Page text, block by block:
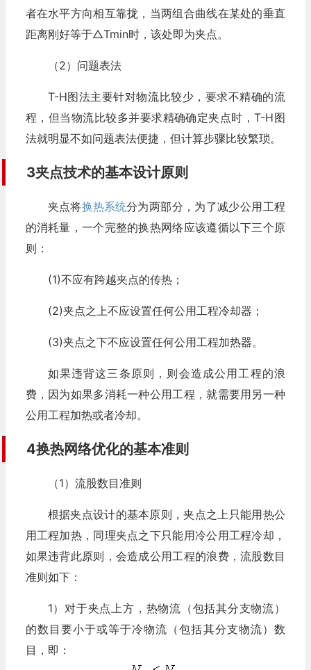
者在水平方向相互靠拢，当两组合曲线在某处的垂直
距离刚好等于△Tmin时，该处即为夹点。
（2）问题表法
T-H图法主要针对物流比较少，要求不精确的流
程，但当物流比较多并要求精确确定夹点时，T-H图
法就明显不如问题表法便捷，但计算步骤比较繁琐。
3夹点技术的基本设计原则
夹点将换热系统分为两部分，为了减少公用工程
的消耗量，一个完整的换热网络应该遵循以下三个原
则：
(1)不应有跨越夹点的传热；
(2)夹点之上不应设置任何公用工程冷却器；
(3)夹点之下不应设置任何公用工程加热器。
如果违背这三条原则，则会造成公用工程的浪
费，因为如果多消耗一种公用工程，就需要用另一种
公用工程加热或者冷却。
4换热网络优化的基本准则
（1）流股数目准则
根据夹点设计的基本原则，夹点之上只能用热公
用工程加热，同理夹点之下只能用冷公用工程冷却，
如果违背此原则，会造成公用工程的浪费，流股数目
准则如下：
1）对于夹点上方，热物流（包括其分支物流）
的数目要小于或等于冷物流（包括其分支物流）数
目，即：